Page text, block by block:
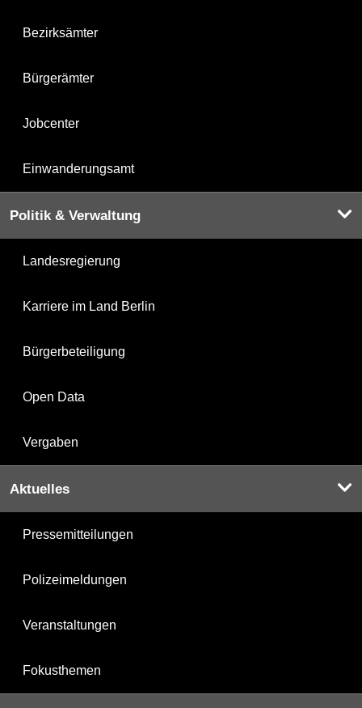
Bezirksämter
Bürgerämter
Jobcenter
Einwanderungsamt
Politik & Verwaltung
Landesregierung
Karriere im Land Berlin
Bürgerbeteiligung
Open Data
Vergaben
Aktuelles
Pressemitteilungen
Polizeimeldungen
Veranstaltungen
Fokusthemen